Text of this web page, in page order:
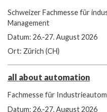
Schweizer Fachmesse für
Management
Datum: 26.-27. August 2026
Ort: Zürich (CH)
all about automation
Fachmesse für
Datum: 26.-27. August 2026